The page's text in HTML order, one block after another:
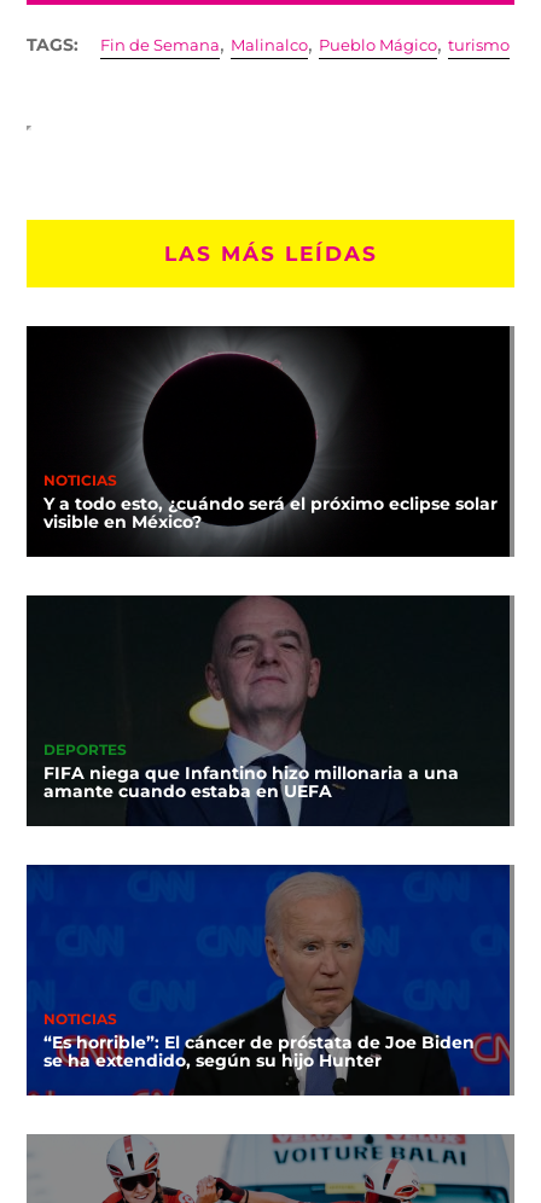
TAGS: Fin de Semana, Malinalco, Pueblo Mágico,turismo
LAS MÁS LEÍDAS
NOTICIAS
Y a todo esto, ¿cuándo será el próximo eclipse solar
visible en México?
DEPORTES
FIFA niega que Infantino hizo millonaria a una
amante cuando estaba en UEFA
NOTICIAS
“Es horrible”: El cáncer de próstata de Joe Biden
se ha extendido, según su hijo Hunter